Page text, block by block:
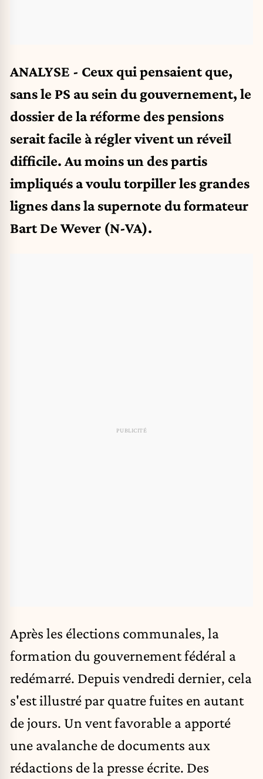
ANALYSE - Ceux qui pensaient que,
sans le PS au sein du gouvernement, le
dossier de la réforme des pensions
serait facile à régler vivent un réveil
difficile. Au moins un des partis
impliqués a voulu torpiller les grandes
lignes dans la supernote du formateur
Bart De Wever (N-VA).
Après les élections communales, la
formation du gouvernement fédéral a
redémarré. Depuis vendredi dernier, cela
s'est illustré par quatre fuites en autant
de jours. Un vent favorable a apporté
une avalanche de documents aux
rédactions de la presse écrite. Des